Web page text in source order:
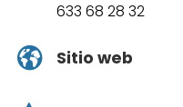
633 68 28 32
Sitio web